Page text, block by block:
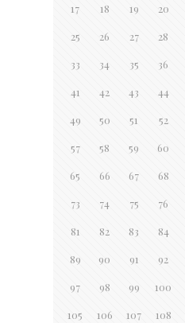
17 18 19 20
25 26 27 28
33 34 35 36
41 42 43 44
49 50 51 52
57 58 59 60
65 66 67 68
73 74 75 76
81 82 83 84
89 90 91 92
97 98 99 100
105 106 107 108